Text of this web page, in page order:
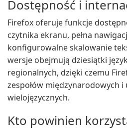
Dostępność i
Firefox oferuje funkcje
czytnika ekranu, pełna
konfigurowalne skalowanie
wersje obejmują dziesiątki
regionalnych, dzięki czemu
zespołów międzynarodowych
wielojęzycznych.
Kto powinien